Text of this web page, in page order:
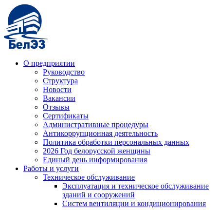
О предприятии
Руководство
Структура
Новости
Вакансии
Отзывы
Сертификаты
Административные процедуры
Антикоррупционная деятельность
Политика обработки персональных данных
2026 Год белорусской женщины
Единый день информирования
Работы и услуги
Техническое обслуживание
Эксплуатация и техническое обслуживание
зданий и сооружений
Систем вентиляции и кондиционирования